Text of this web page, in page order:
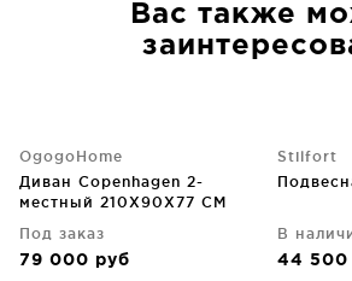
Вас также
OgogoHome
Диван Copenhagen 2-
местный 210X90X77 CM
Под заказ
79 000 руб
Stilfort
В
44 500